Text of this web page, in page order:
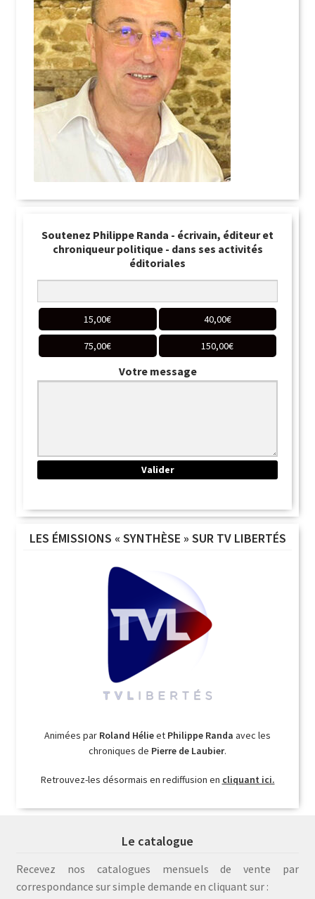
Soutenez Philippe Randa - écrivain, éditeur et
chroniqueur politique - dans ses activités
éditoriales
15,00€ 40,00€
75,00€ 150,00€
Votre message
LES ÉMISSIONS « SYNTHÈSE » SUR TV LIBERTÉS
Animées par Roland Hélieet Philippe Randa avec les
chroniques de Pierre de Laubier.
Retrouvez-les désormais en rediffusion en cliquant ici.
Le catalogue
Recevez nos catalogues mensuels de vente par
correspondance sur simple demande en cliquant sur :